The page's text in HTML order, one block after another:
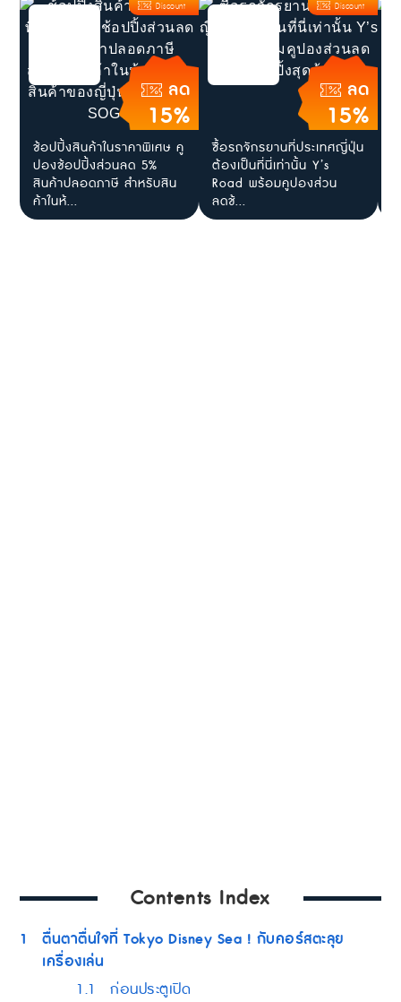
ลด
15%
Discount
ช้อปปิ้งสินค้าในราคาพิเศษ คู
ปองช้อปปิ้งส่วนลด 5%
สินค้าปลอดภาษี สำหรับสิน
ค้าในห้...
ลด
15%
Discount
ซื้อรถจักรยานที่ประเทศญี่ปุ่น
ต้องเป็นที่นี่เท่านั้น Y’s
Road พร้อมคูปองส่วน
ลดช้...
Contents Index
1
ตื่นตาตื่นใจที่ Tokyo Disney Sea ! กับคอร์สตะลุย
เครื่องเล่น
1.1
ก่อนประตูเปิด